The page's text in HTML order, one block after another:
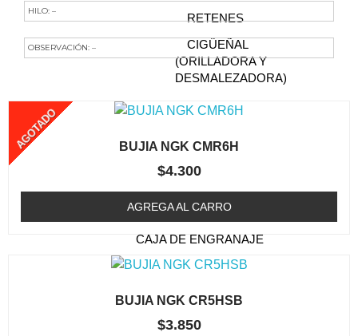
RETENES
CIGÜEÑAL
(ORILLADORA Y
DESMALEZADORA)
FILTRO DE AIRE
DESMALEZADORA)
BUJIA (ORILLADORA /
CABEZAL (TRIMMER)
CAJA DE ENGRANAJE
FILTRO DE COMBUSTIBLE
DESMALEZADORA)
TAPA DE ARRANQUE
HILO: –
OBSERVACIÓN: –
Te Podría Interesar
BUJIA NGK CMR6H
AGOTADO
$4.300
AGREGA AL CARRO
BUJIA NGK CR5HSB
$3.850